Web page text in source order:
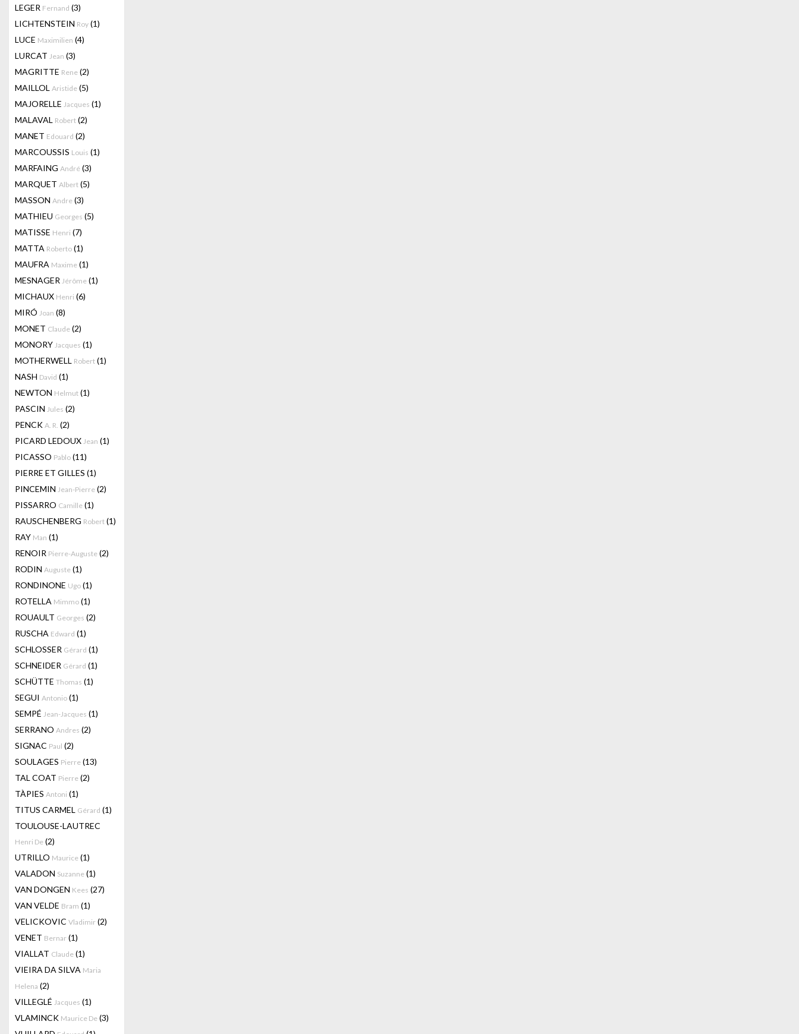
LEGER Fernand (3)
LICHTENSTEIN Roy (1)
LUCE Maximilien (4)
LURCAT Jean (3)
MAGRITTE Rene (2)
MAILLOL Aristide (5)
MAJORELLE Jacques (1)
MALAVAL Robert (2)
MANET Edouard (2)
MARCOUSSIS Louis (1)
MARFAING André (3)
MARQUET Albert (5)
MASSON Andre (3)
MATHIEU Georges (5)
MATISSE Henri (7)
MATTA Roberto (1)
MAUFRA Maxime (1)
MESNAGER Jérôme (1)
MICHAUX Henri (6)
MIRÓ Joan (8)
MONET Claude (2)
MONORY Jacques (1)
MOTHERWELL Robert (1)
NASH David (1)
NEWTON Helmut (1)
PASCIN Jules (2)
PENCK A. R. (2)
PICARD LEDOUX Jean (1)
PICASSO Pablo (11)
PIERRE ET GILLES (1)
PINCEMIN Jean-Pierre (2)
PISSARRO Camille (1)
RAUSCHENBERG Robert (1)
RAY Man (1)
RENOIR Pierre-Auguste (2)
RODIN Auguste (1)
RONDINONE Ugo (1)
ROTELLA Mimmo (1)
ROUAULT Georges (2)
RUSCHA Edward (1)
SCHLOSSER Gérard (1)
SCHNEIDER Gérard (1)
SCHÜTTE Thomas (1)
SEGUI Antonio (1)
SEMPÉ Jean-Jacques (1)
SERRANO Andres (2)
SIGNAC Paul (2)
SOULAGES Pierre (13)
TAL COAT Pierre (2)
TÀPIES Antoni (1)
TITUS CARMEL Gérard (1)
TOULOUSE-LAUTREC
Henri De (2)
UTRILLO Maurice (1)
VALADON Suzanne (1)
VAN DONGEN Kees (27)
VAN VELDE Bram (1)
VELICKOVIC Vladimir (2)
VENET Bernar (1)
VIALLAT Claude (1)
VIEIRA DA SILVA Maria
Helena (2)
VILLEGLÉ Jacques (1)
VLAMINCK Maurice De (3)